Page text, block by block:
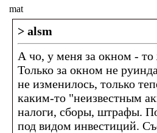
mat
> alsm
А чо, у меня за окном -
Только за окном не
не изменилось, только
каким-то "неизвестным
налоги, сборы, штрафы.
под видом инвестиций.